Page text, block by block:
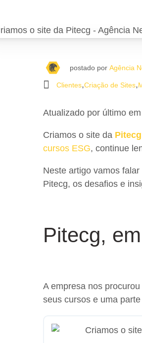
postado por Agência
Clientes,Criação de Sites,
Atualizado por último
Criamos o site da Pitecg
cursos ESG, continue
Neste artigo vamos
Pitecg, os desafios e
Pitecg,
A empresa nos
seus cursos e uma